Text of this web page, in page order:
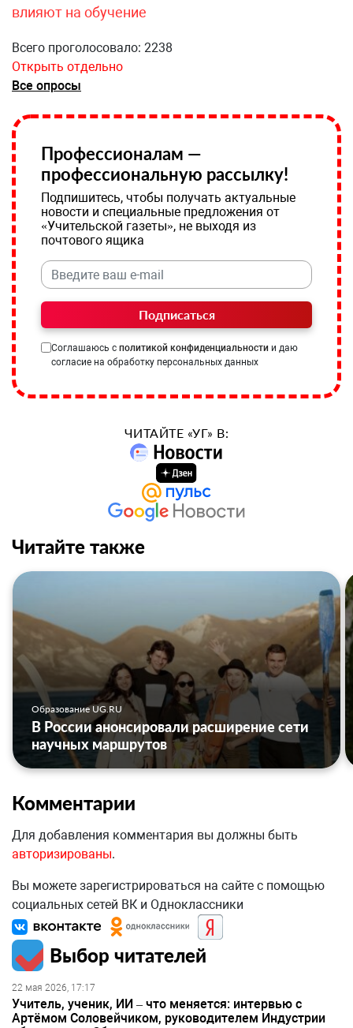
влияют на обучение
Всего проголосовало: 2238
Открыть отдельно
Все опросы
Профессионалам —
профессиональную рассылку!
Подпишитесь, чтобы получать актуальные
новости и специальные предложения от
«Учительской газеты», не выходя из
почтового ящика
Подписаться
Соглашаюсь с политикой конфиденциальности и даю
согласие на обработку персональных данных
ЧИТАЙТЕ «УГ» В:
Читайте также
Образование UG.RU
В России анонсировали расширение сети
научных маршрутов
Комментарии
Для добавления комментария вы должны быть
авторизированы.
Вы можете зарегистрироваться на сайте с помощью
социальных сетей ВК и Одноклассники
Выбор читателей
22 мая 2026, 17:17
Учитель, ученик, ИИ – что меняется: интервью с
Артёмом Соловейчиком, руководителем Индустрии